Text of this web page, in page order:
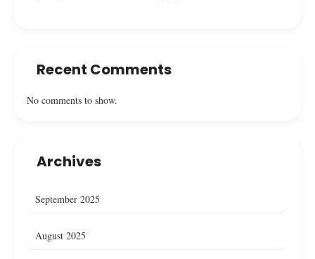
Recent Comments
No comments to show.
Archives
September 2025
August 2025